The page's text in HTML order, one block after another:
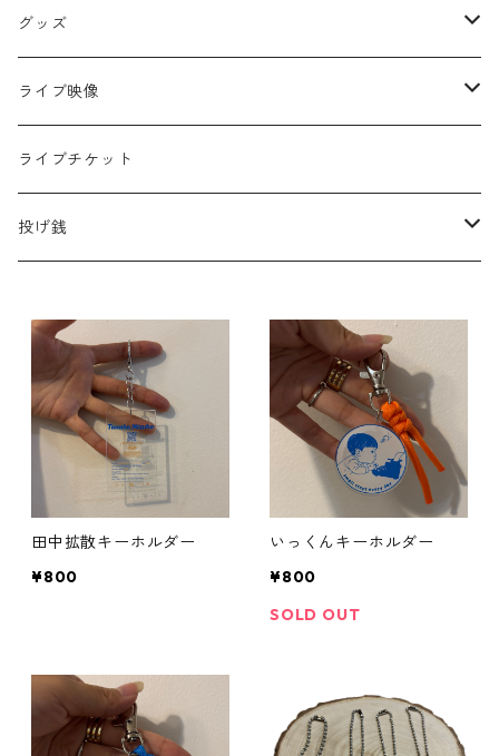
ミニアルバム
宅レコCD
フルアルバム
コラボCD
コンピレーションアルバム
グッズ
Tシャツ
半袖
ロンT
絵本
キーホルダー
チェキ
タオル
ブロマイド
ライブ映像
DVD
データ
ライブチケット
投げ銭
田中拡散キーホルダー
¥800
いっくんキーホルダー
¥800
SOLD OUT